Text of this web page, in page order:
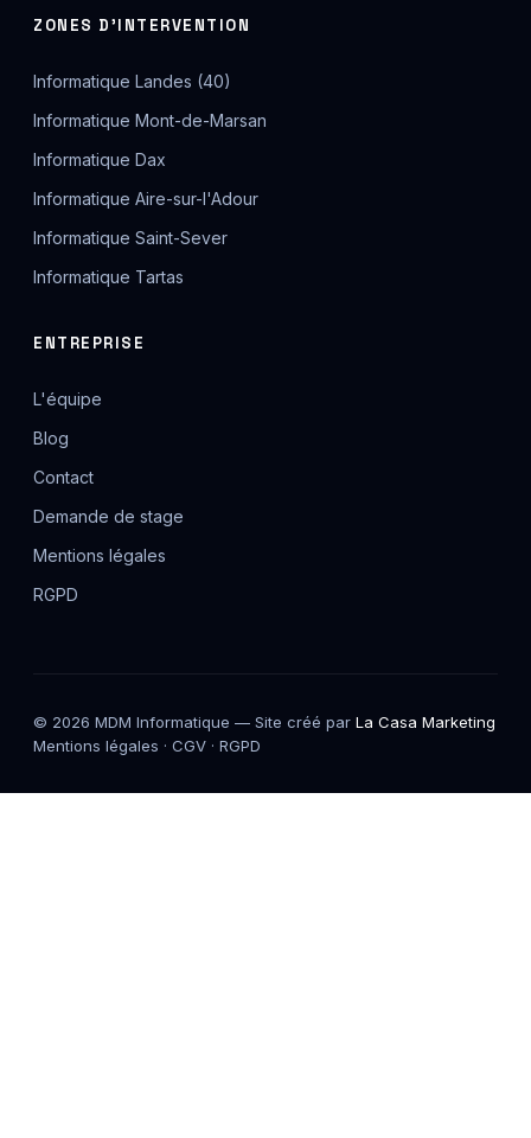
ZONES D'INTERVENTION
Informatique Landes (40)
Informatique Mont-de-Marsan
Informatique Dax
Informatique Aire-sur-l'Adour
Informatique Saint-Sever
Informatique Tartas
ENTREPRISE
L'équipe
Blog
Contact
Demande de stage
Mentions légales
RGPD
© 2026 MDM Informatique — Site créé par La Casa Marketing
Mentions légales · CGV · RGPD